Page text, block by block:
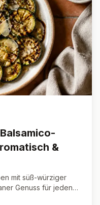
&
mit süß-würziger
Genuss für jeden